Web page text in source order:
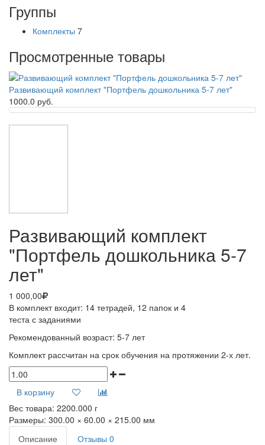
Группы
Комплекты 7
Просмотренные товары
Развивающий комплект "Портфель дошкольника 5-7 лет"
1000.0 руб.
Развивающий комплект
"Портфель дошкольника 5-7
лет"
1 000,00
В комплект входит: 14 тетрадей, 12 папок и 4
теста с заданиями
Рекомендованный возраст: 5-7 лет
Комплект рассчитан на срок обучения на протяжении 2-х лет.
В корзину
Вес товара: 2200.000 г
Размеры: 300.00 × 60.00 × 215.00 мм
Описание
Отзывы 0